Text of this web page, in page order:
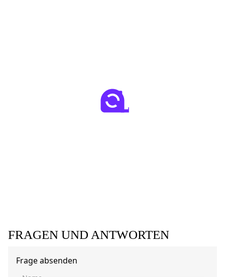
FRAGEN UND ANTWORTEN
Frage absenden